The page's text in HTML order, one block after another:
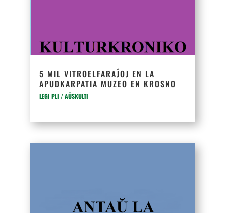
5 MIL VITRO­ELFARAĴOJ EN LA
APUDKARPATIA MUZEO EN KROSNO
LEGI PLI / AŬSKULTI